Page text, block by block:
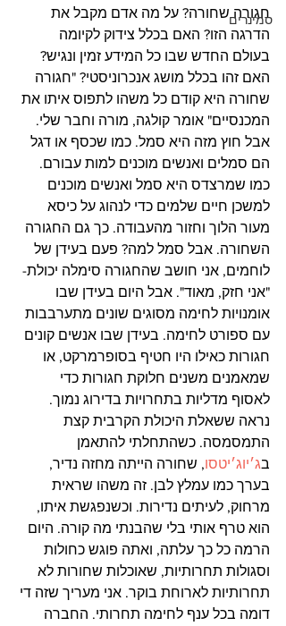
סמינרים
חגורה שחורה? על מה אדם מקבל את
הדרגה הזו? האם בכלל צידוק לקיומה
בעולם החדש שבו כל המידע זמין ונגיש?
האם זהו בכלל מושג אנכרוניסטי? "חגורה
שחורה היא קודם כל משהו לתפוס איתו את
המכנסיים" אומר קולגה, מורה וחבר שלי.
אבל חוץ מזה היא סמל. כמו שכסף או דגל
הם סמלים ואנשים מוכנים למות עבורם.
כמו שמרצדס היא סמל ואנשים מוכנים
למשכן חיים שלמים כדי לנהוג על כיסא
מעור הלוך וחזור מהעבודה. כך גם החגורה
השחורה. אבל סמל למה? פעם בעידן של
לוחמים, אני חושב שהחגורה סימלה יכולת-
"אני חזק, מאוד". אבל היום בעידן שבו
אומנויות לחימה מסוגים שונים מתערבבות
עם ספורט לחימה. בעידן שבו אנשים קונים
חגורות כאילו היו חטיף בסופרמרקט, או
שמאמנים משנים חלוקת חגורות כדי
לאסוף מדליות בתחרויות בדירוג נמוך.
נראה ששאלת היכולת הקרבית קצת
התמסמסה. כשהתחלתי להתאמן
בג׳יוג׳יטסו, שחורה הייתה מחזה נדיר,
בערך כמו עמלץ לבן. זה משהו שראית
מרחוק, לעיתים נדירות. וכשנפגשת איתו,
הוא טרף אותי בלי שהבנתי מה קורה. היום
הרמה כל כך עלתה, ואתה פוגש כחולות
וסגולות תחרותיות, שאוכלות שחורות לא
תחרותיות לארוחת בוקר. אני מעריך שזה די
דומה בכל ענף לחימה תחרותי. החברה